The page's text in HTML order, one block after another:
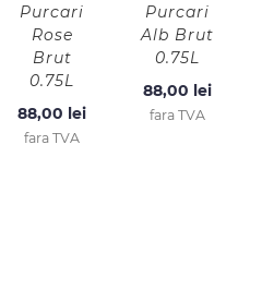
Purcari
Rose
Brut
0.75L
88,00 lei
fara TVA
Purcari
Alb Brut
0.75L
88,00 lei
fara TVA